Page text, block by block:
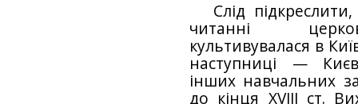
Слід
читанні
культивувалася в
наступниці —
інших навчальних
до кінця XVIII ст.